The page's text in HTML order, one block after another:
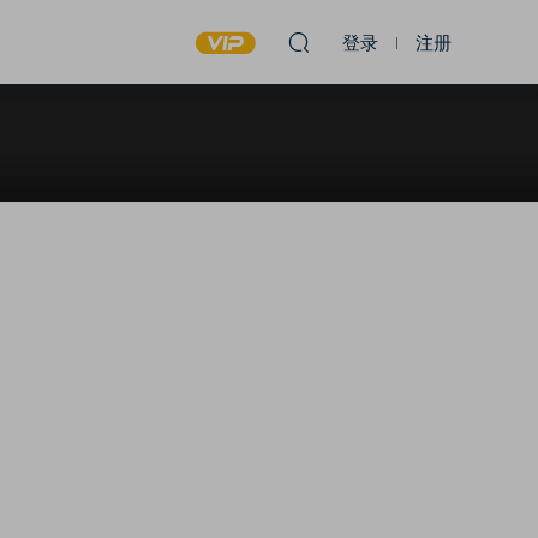
登录 注册